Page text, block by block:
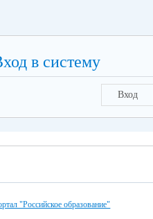
в систему
Вход
"Российское образование"